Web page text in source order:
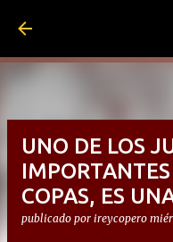
UNO DE LOS
COPAS, ES
publicado por ireycopero